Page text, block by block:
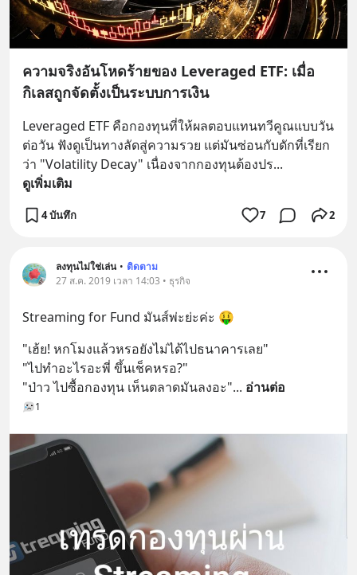
ความจริงอันโหดร้ายของ Leveraged ETF: เมื่อ
กิเลสถูกจัดตั้งเป็นระบบการเงิน
Leveraged ETF คือกองทุนที่ให้ผลตอบแทนทวีคูณแบบวัน
ต่อวัน ฟังดูเป็นทางลัดสู่ความรวย แต่มันซ่อนกับดักที่เรียก
ว่า "Volatility Decay" เนื่องจากกองทุนต้องปร...
ดูเพิ่มเติม
4 บันทึก 7 2
ลงทุนไม่ใช่เล่น • ติดตาม
27 ส.ค. 2019 เวลา 14:03 • ธุรกิจ
Streaming for Fund มันส์พ่ะย่ะค่ะ 🤑
"เฮ้ย! หกโมงแล้วหรอยังไม่ได้ไปธนาคารเลย"
"ไปทำอะไรอะพี่ ขึ้นเช็คหรอ?"
"ป่าว ไปซื้อกองทุน เห็นตลาดมันลงอะ"... อ่านต่อ
1